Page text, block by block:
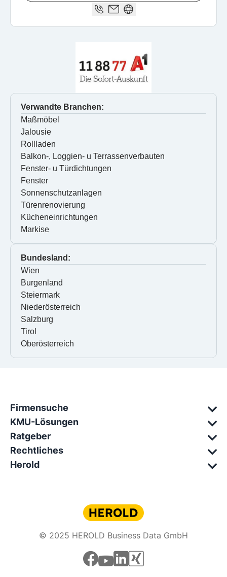
Verwandte Branchen:
Maßmöbel
Jalousie
Rollladen
Balkon-, Loggien- u Terrassenverbauten
Fenster- u Türdichtungen
Fenster
Sonnenschutzanlagen
Türenrenovierung
Kücheneinrichtungen
Markise
Bundesland:
Wien
Burgenland
Steiermark
Niederösterreich
Salzburg
Tirol
Oberösterreich
Firmensuche
KMU-Lösungen
Ratgeber
Rechtliches
Herold
© 2025 HEROLD Business Data GmbH